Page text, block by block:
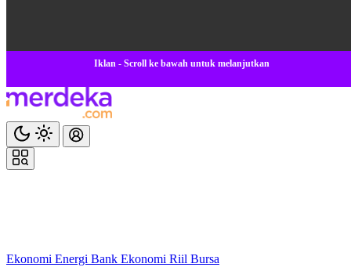
Iklan - Scroll ke bawah untuk melanjutkan
Ekonomi Energi Bank Ekonomi Riil Bursa